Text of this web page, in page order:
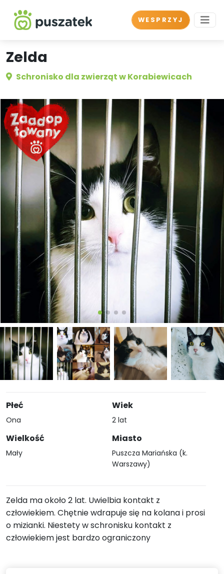
WESPRZYJ
Zelda
Schronisko dla zwierząt w Korabiewicach
Płeć
Ona
Wielkość
Mały
Wiek
2 lat
Miasto
Puszcza Mariańska (k.
Warszawy)
Zelda ma około 2 lat. Uwielbia kontakt z
człowiekiem. Chętnie wdrapuje się na kolana i prosi
o mizianki. Niestety w schronisku kontakt z
człowiekiem jest bardzo ograniczony